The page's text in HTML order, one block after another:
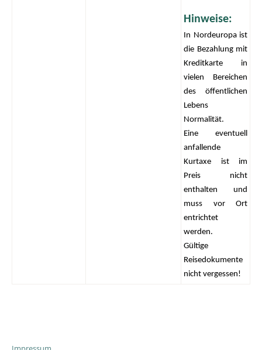
Hinweise:
In Nordeuropa ist
die Bezahlung mit
Kreditkarte in
vielen Bereichen
des öffentlichen
Lebens
Normalität.
Eine eventuell
anfallende
Kurtaxe ist im
Preis nicht
enthalten und
muss vor Ort
entrichtet
werden.
Gültige
Reisedokumente
nicht vergessen!